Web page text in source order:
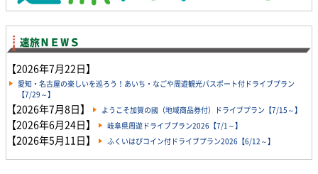
【2026年7月22日】
愛知・名古屋の楽しいを巡ろう！あいち・なごや周遊観光パスポート付ドライブプラン
【7/29～】
【2026年7月8日】 ようこそ加賀の國（地域商品券付）ドライブプラン【7/15～】
【2026年6月24日】 岐阜県周遊ドライブプラン2026【7/1～】
【2026年5月11日】 ふくいはぴコイン付ドライブプラン2026【6/12～】